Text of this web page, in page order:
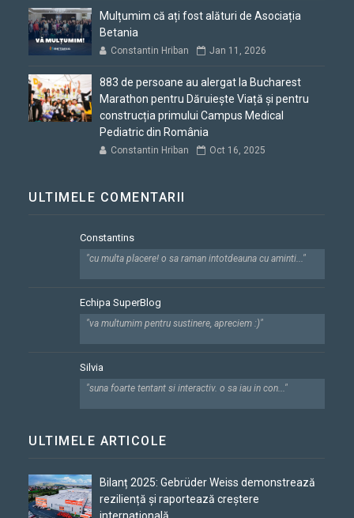
Mulțumim că ați fost alături de Asociația
Betania
Constantin Hriban Jan 11, 2026
883 de persoane au alergat la Bucharest
Marathon pentru Dăruiește Viață și pentru
construcția primului Campus Medical
Pediatric din România
Constantin Hriban Oct 16, 2025
ULTIMELE COMENTARII
Constantins
"cu multa placere! o sa raman intotdeauna cu aminti..."
Echipa SuperBlog
"va multumim pentru sustinere, apreciem :)"
Silvia
"suna foarte tentant si interactiv. o sa iau in con..."
ULTIMELE ARTICOLE
Bilanț 2025: Gebrüder Weiss demonstrează
reziliență și raportează creștere